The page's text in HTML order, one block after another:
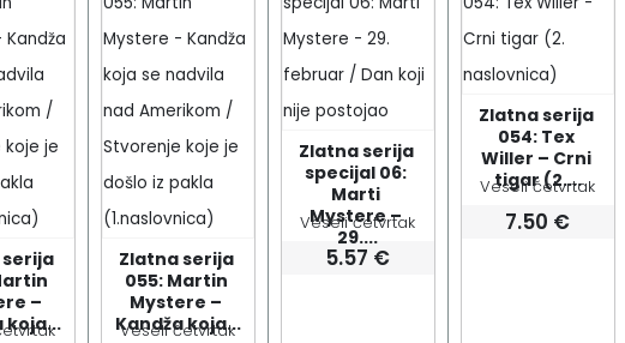
–
koja...
Zlatna serija
055: Martin
Mystere –
Kandža koja...
Veseli četvrtak
Zlatna serija
specijal 06:
Marti
Mystere –
29....
Veseli četvrtak
5.57 €
Zlatna serija
054: Tex
Willer – Crni
tigar (2....
Veseli četvrtak
7.50 €